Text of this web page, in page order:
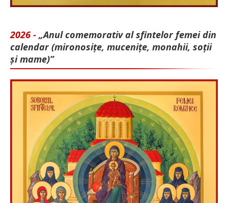
2026 - „Anul comemorativ al sfintelor femei din
calendar (mironosițe, mu­cenițe, monahii, soții
și mame)”